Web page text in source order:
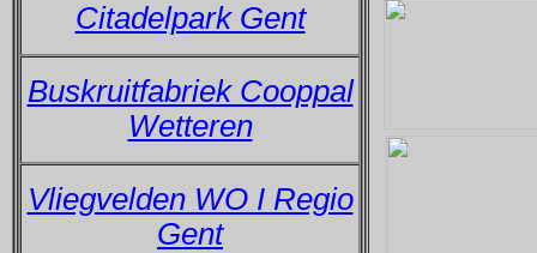
Citadelpark Gent
Buskruitfabriek Cooppal
Wetteren
Vliegvelden WO I Regio
Gent